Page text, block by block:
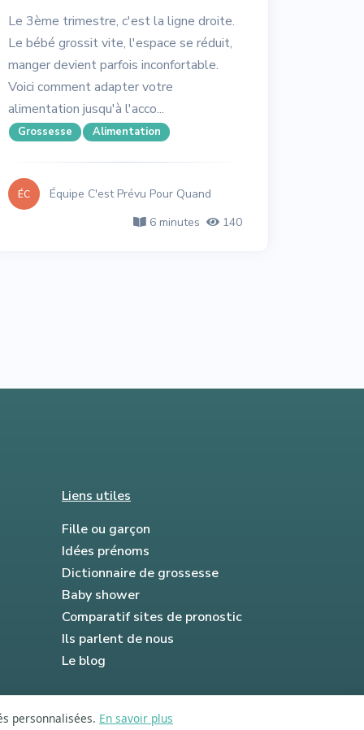
Le 3ème trimestre, c'est la ligne droite.
Le bébé grossit vite, l'espace se réduit,
manger devient parfois inconfortable.
Voici comment adapter votre
alimentation jusqu'à l'acco...
Grossesse Alimentation
ÉC
Équipe C'est Prévu Pour Quand
6 minutes
140
Liens utiles
Fille ou garçon
Idées prénoms
Dictionnaire de grossesse
Baby shower
Comparatif sites de pronostic
Ils parlent de nous
Le blog
personnalisées. En savoir plus